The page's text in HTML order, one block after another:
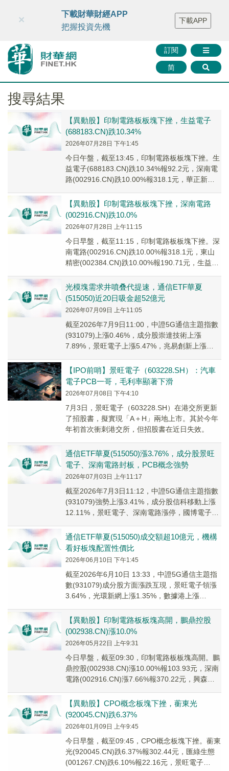
財華智庫網 FINTV FINMETA 財華證券 媒體矩陣
智庫沙龍
聯絡我們
訂閱
简
×
下載財華財經APP
把握投資先機
下載APP
搜尋結果
【異動股】印制電路板板塊下挫，生益電子
(688183.CN)跌10.34%
2026年07月28日 下午1:45
今日午盤，截至13:45，印制電路板板塊下挫。生
益電子(688183.CN)跌10.34%報92.2元，深南電
路(002916.CN)跌10.00%報318.1元，華正新材
【異動股】印制電路板板塊下挫，深南電路
(002916.CN)跌10.0%
2026年07月28日 上午11:15
今日早盤，截至11:15，印制電路板板塊下挫。深
南電路(002916.CN)跌10.00%報318.1元，東山
精密(002384.CN)跌10.00%報190.71元，生益科
光模塊需求井噴叠代提速，通信ETF華夏
(515050)近20日吸金超52億元
2026年07月09日 上午11:05
截至2026年7月9日11:00，中證5G通信主題指數
(931079)上漲0.46%，成分股崇達技術上漲
7.89%，景旺電子上漲5.47%，兆易創新上漲
【IPO前哨】景旺電子（603228.SH）：汽車
電子PCB一哥，毛利率顯著下滑
2026年07月08日 下午4:10
7月3日，景旺電子（603228.SH）在港交所更新
了招股書，擬實現「A＋H」兩地上市。其於今年
年初首次衝刺港交所，但招股書在近日失效。
通信ETF華夏(515050)漲3.76%，成分股景旺
電子、深南電路封板，PCB概念強勢
2026年07月03日 上午11:17
截至2026年7月3日11:12，中證5G通信主題指數
(931079)強勢上漲3.41%，成分股信科移動上漲
12.11%，景旺電子、深南電路漲停，國博電子，
通信ETF華夏(515050)成交額超10億元，機構
看好板塊配置性價比
2026年06月10日 下午1:45
截至2026年6月10日 13:33，中證5G通信主題指
數(931079)成分股方面漲跌互現，景旺電子領漲
3.64%，光環新網上漲1.35%，數據港上漲
【異動股】印制電路板板塊高開，鵬鼎控股
(002938.CN)漲10.0%
2026年05月22日 上午9:31
今日早盤，截至09:30，印制電路板板塊高開。鵬
鼎控股(002938.CN)漲10.00%報103.93元，深南
電路(002916.CN)漲7.66%報370.22元，興森科
【異動股】CPO概念板塊下挫，蘅東光
(920045.CN)跌6.37%
2026年01月09日 上午9:45
今日早盤，截至09:45，CPO概念板塊下挫。蘅東
光(920045.CN)跌6.37%報302.44元，匯綠生態
(001267.CN)跌6.10%報22.16元，景旺電子